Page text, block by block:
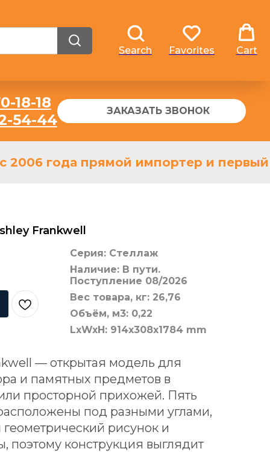
Search
Favorites Cart
18-18
54-44
ЗАКАЗАТЬ ЗВОНОК
года прямой импортер и первый
Frankwell
Серия: Стеллаж
Наличие: В пути.
Поступление 08/2026
Вес товара, кг: 26,76
Объём, м3: 0,22
LxWxH: 914x308x1784 mm
— открытая модель для
и памятных предметов в
просторной прихожей. Пять
под разными углами,
рисунок и
поэтому конструкция выглядит